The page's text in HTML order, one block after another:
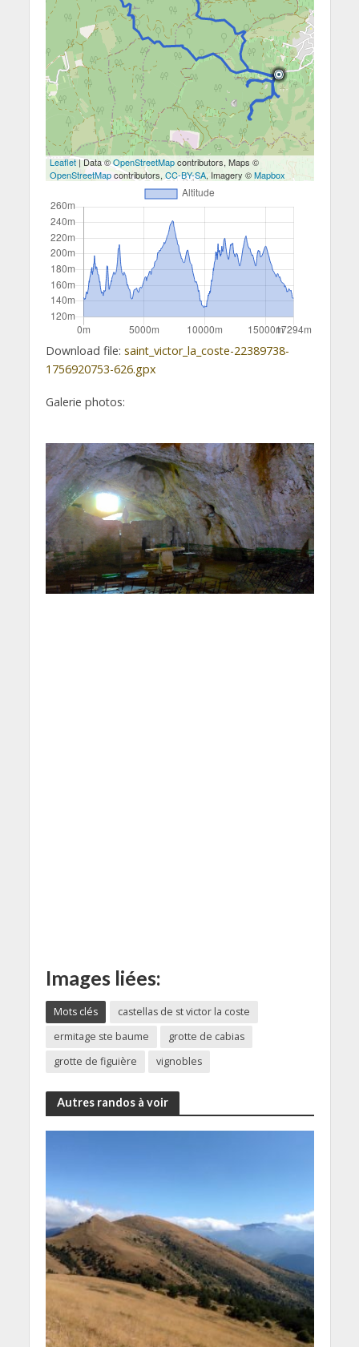
Leaflet| Data ©OpenStreetMapcontributors, Maps ©
OpenStreetMapcontributors, CC-BY-SA, Imagery ©Mapbox
Download file: saint_victor_la_coste-22389738-
1756920753-626.gpx
Galerie photos:
Images liées:
Mots clés
castellas de st victor la coste
ermitage ste baume
grotte de cabias
grotte de figuière
vignobles
Autres randos à voir